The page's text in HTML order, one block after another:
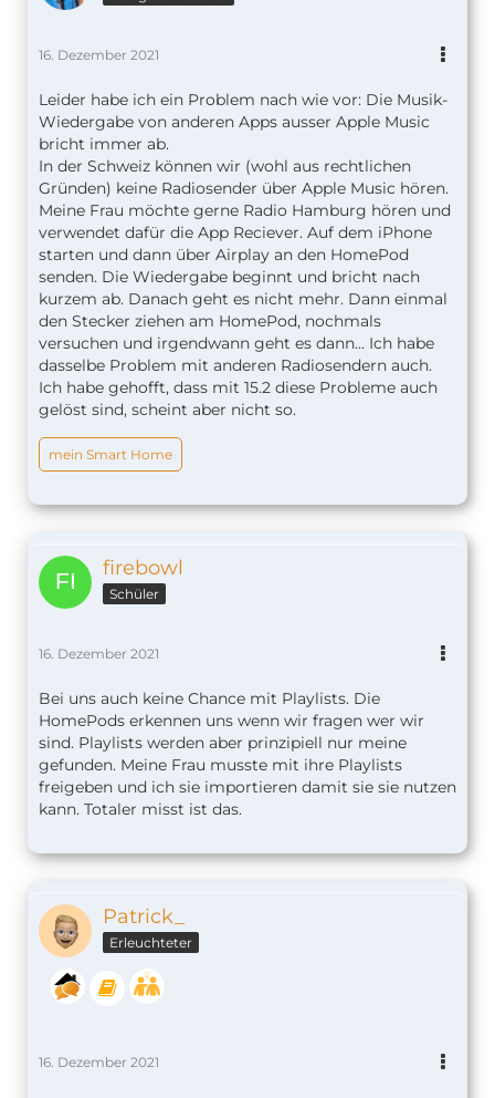
16. Dezember 2021
Leider habe ich ein Problem nach wie vor: Die Musik-
Wiedergabe von anderen Apps ausser Apple Music
bricht immer ab.
In der Schweiz können wir (wohl aus rechtlichen
Gründen) keine Radiosender über Apple Music hören.
Meine Frau möchte gerne Radio Hamburg hören und
verwendet dafür die App Reciever. Auf dem iPhone
starten und dann über Airplay an den HomePod
senden. Die Wiedergabe beginnt und bricht nach
kurzem ab. Danach geht es nicht mehr. Dann einmal
den Stecker ziehen am HomePod, nochmals
versuchen und irgendwann geht es dann... Ich habe
dasselbe Problem mit anderen Radiosendern auch.
Ich habe gehofft, dass mit 15.2 diese Probleme auch
gelöst sind, scheint aber nicht so.
mein Smart Home
firebowl
Schüler
16. Dezember 2021
Bei uns auch keine Chance mit Playlists. Die
HomePods erkennen uns wenn wir fragen wer wir
sind. Playlists werden aber prinzipiell nur meine
gefunden. Meine Frau musste mit ihre Playlists
freigeben und ich sie importieren damit sie sie nutzen
kann. Totaler misst ist das.
Patrick_
Erleuchteter
16. Dezember 2021